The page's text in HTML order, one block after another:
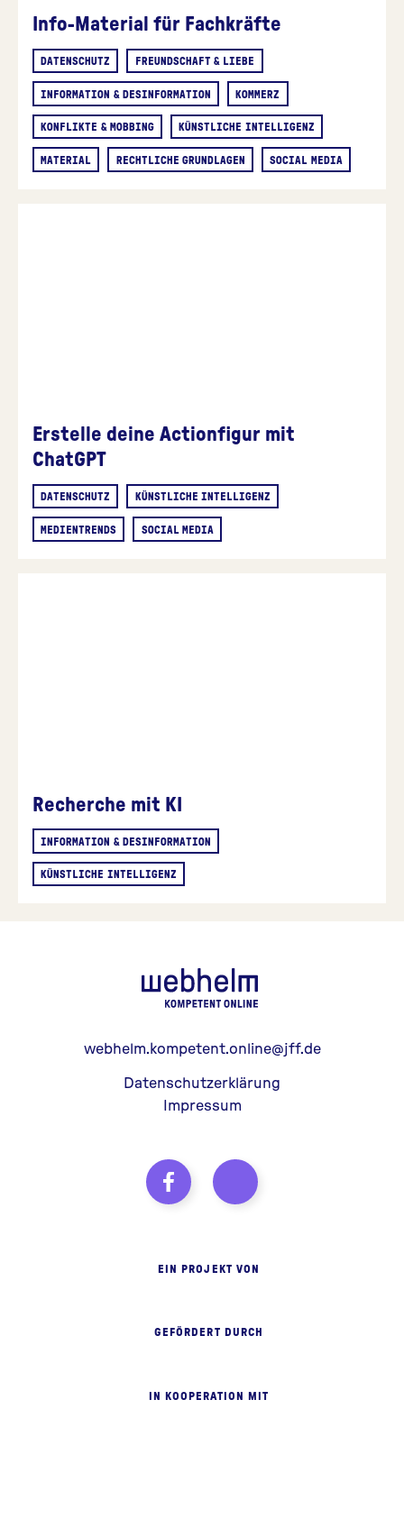
Info-Material für Fachkräfte
DATENSCHUTZ FREUNDSCHAFT & LIEBE
INFORMATION & DESINFORMATION KOMMERZ
KONFLIKTE & MOBBING KÜNSTLICHE INTELLIGENZ
MATERIAL RECHTLICHE GRUNDLAGEN SOCIAL MEDIA
Erstelle deine Actionfigur mit
ChatGPT
DATENSCHUTZ KÜNSTLICHE INTELLIGENZ
MEDIENTRENDS SOCIAL MEDIA
Recherche mit KI
INFORMATION & DESINFORMATION
KÜNSTLICHE INTELLIGENZ
webhelm.kompetent.online@jff.de
Datenschutzerklärung
Impressum
EIN PROJEKT VON
GEFÖRDERT DURCH
IN KOOPERATION MIT